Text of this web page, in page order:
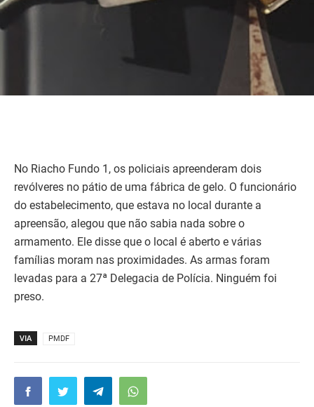
No Riacho Fundo 1, os policiais apreenderam dois
revólveres no pátio de uma fábrica de gelo. O funcionário
do estabelecimento, que estava no local durante a
apreensão, alegou que não sabia nada sobre o
armamento. Ele disse que o local é aberto e várias
famílias moram nas proximidades. As armas foram
levadas para a 27ª Delegacia de Polícia. Ninguém foi
preso.
VIA PMDF